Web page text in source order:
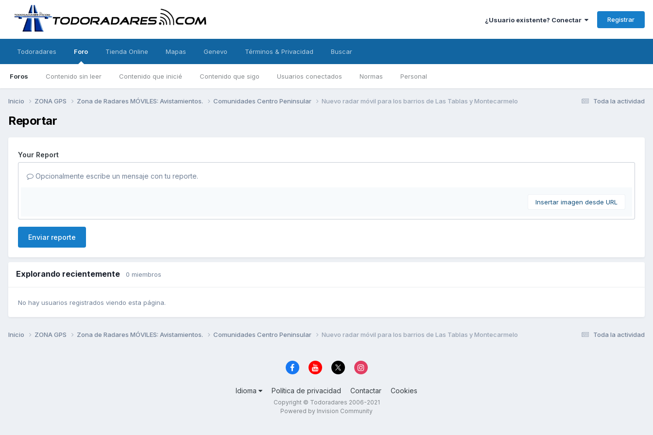
¿Usuario existente? Conectar Registrar
Todoradares Foro
Foros Contenido sin leer Contenido que inicié Contenido que sigo Usuarios conectados Normas Personal
Tienda Online Mapas Genevo Términos & Privacidad Buscar
Toda la actividad
Inicio ZONA GPS Zona de Radares MÓVILES: Avistamientos. Comunidades Centro Peninsular Nuevo radar móvil para los barrios de Las Tablas y Montecarmelo
Reportar
Your Report
Opcionalmente escribe un mensaje con tu reporte.
Insertar imagen desde URL
Enviar reporte
Explorando recientemente 0 miembros
No hay usuarios registrados viendo esta página.
Toda la actividad
Inicio ZONA GPS Zona de Radares MÓVILES: Avistamientos. Comunidades Centro Peninsular Nuevo radar móvil para los barrios de Las Tablas y Montecarmelo
Idioma Política de privacidad Contactar Cookies
Copyright © Todoradares 2006-2021
Powered by Invision Community